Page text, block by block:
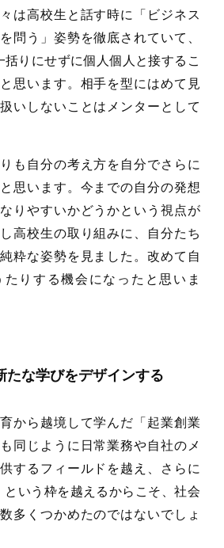
は高校生と話す時に「ビジネス
問う」姿勢を徹底されていて、
括りにせずに個人個人と接するこ
思います。相手を型にはめて見
いしないことはメンターとして
も自分の考え方を自分でさらに
思います。今までの自分の発想
りやすいかどうかという視点が
高校生の取り組みに、自分たち
粋な姿勢を見ました。改めて自
りする機会になったと思いま
たな学びをデザインする
から越境して学んだ「起業創業
同じように日常業務や自社のメ
するフィールドを越え、さらに
という枠を越えるからこそ、社会
多くつかめたのではないでしょ